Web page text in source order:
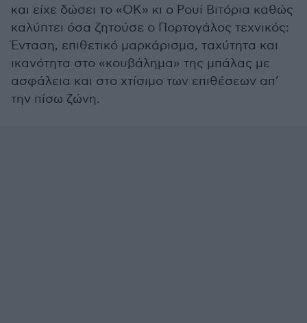
και είχε δώσει το «ΟΚ» κι ο Ρουί Βιτόρια καθώς
καλύπτει όσα ζητούσε ο Πορτογάλος τεχνικός:
Ένταση, επιθετικό μαρκάρισμα, ταχύτητα και
ικανότητα στο «κουβάλημα» της μπάλας με
ασφάλεια και στο χτίσιμο των επιθέσεων απ’
την πίσω ζώνη.